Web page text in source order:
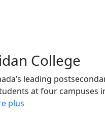
College
leading
at four campuses
plus